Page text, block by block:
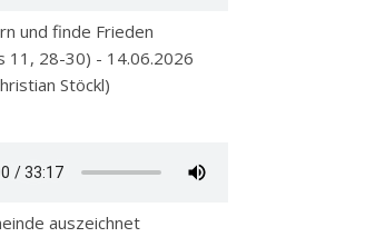
und finde Frieden
11, 28-30) - 14.06.2026
Stöckl)
auszeichnet